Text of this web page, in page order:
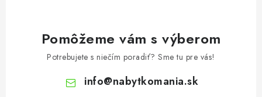
Pomôžeme vám s výberom
Potrebujete s niečím poradiť? Sme tu pre vás!
info@nabytkomania.sk